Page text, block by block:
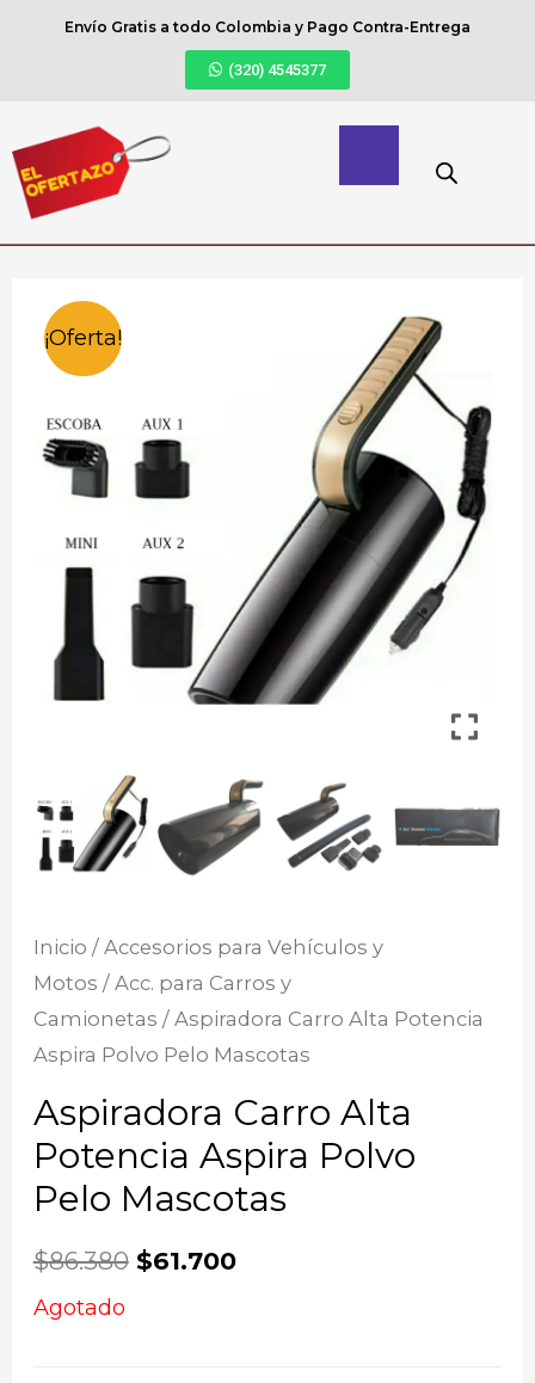
Envío Gratis a todo Colombia y Pago Contra-Entrega
(320) 4545377
¡Oferta!
Inicio / Accesorios para Vehículos y
Motos / Acc. para Carros y
Camionetas / Aspiradora Carro Alta Potencia
Aspira Polvo Pelo Mascotas
Aspiradora Carro Alta
Potencia Aspira Polvo
Pelo Mascotas
$86.380 $61.700
Agotado